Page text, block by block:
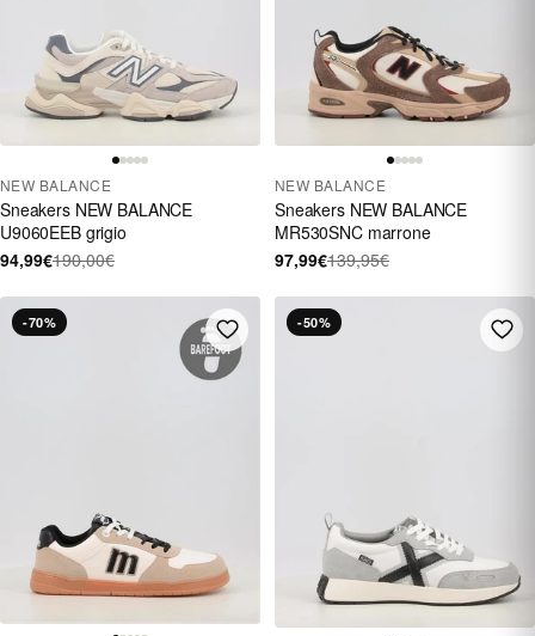
NEW BALANCE
Sneakers NEW BALANCE
U9060EEB grigio
94,99€190,00€
NEW BALANCE
Sneakers NEW BALANCE
MR530SNC marrone
97,99€139,95€
-70% -50%